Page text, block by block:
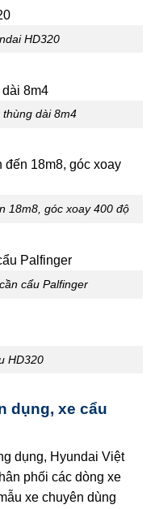
HD320
thùng dài 8m4
18m8, góc xoay 400 độ
cẩu Palfinger
HD320
dụng, xe cẩu
dụng, Hyundai Việt
phối các dòng xe
xe chuyên dùng